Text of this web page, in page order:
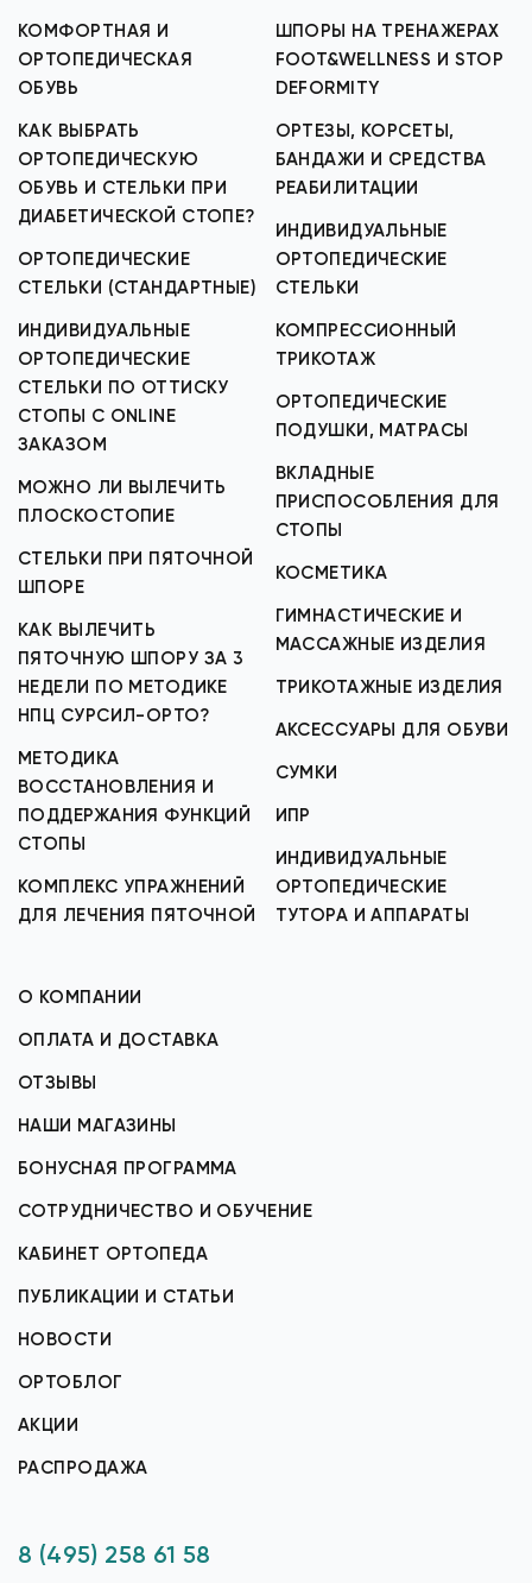
КОМФОРТНАЯ И
ОРТОПЕДИЧЕСКАЯ
ОБУВЬ
КАК ВЫБРАТЬ
ОРТОПЕДИЧЕСКУЮ
ОБУВЬ И СТЕЛЬКИ ПРИ
ДИАБЕТИЧЕСКОЙ СТОПЕ?
ОРТОПЕДИЧЕСКИЕ
СТЕЛЬКИ (СТАНДАРТНЫЕ)
ИНДИВИДУАЛЬНЫЕ
ОРТОПЕДИЧЕСКИЕ
СТЕЛЬКИ ПО ОТТИСКУ
СТОПЫ С ONLINE
ЗАКАЗОМ
МОЖНО ЛИ ВЫЛЕЧИТЬ
ПЛОСКОСТОПИЕ
СТЕЛЬКИ ПРИ ПЯТОЧНОЙ
ШПОРЕ
КАК ВЫЛЕЧИТЬ
ПЯТОЧНУЮ ШПОРУ ЗА 3
НЕДЕЛИ ПО МЕТОДИКЕ
НПЦ СУРСИЛ-ОРТО?
МЕТОДИКА
ВОССТАНОВЛЕНИЯ И
ПОДДЕРЖАНИЯ ФУНКЦИЙ
СТОПЫ
КОМПЛЕКС УПРАЖНЕНИЙ
ДЛЯ ЛЕЧЕНИЯ ПЯТОЧНОЙ
ШПОРЫ НА ТРЕНАЖЕРАХ
FOOT&WELLNESS И STOP
DEFORMITY
ОРТЕЗЫ, КОРСЕТЫ,
БАНДАЖИ И СРЕДСТВА
РЕАБИЛИТАЦИИ
ИНДИВИДУАЛЬНЫЕ
ОРТОПЕДИЧЕСКИЕ
СТЕЛЬКИ
КОМПРЕССИОННЫЙ
ТРИКОТАЖ
ОРТОПЕДИЧЕСКИЕ
ПОДУШКИ, МАТРАСЫ
ВКЛАДНЫЕ
ПРИСПОСОБЛЕНИЯ ДЛЯ
СТОПЫ
КОСМЕТИКА
ГИМНАСТИЧЕСКИЕ И
МАССАЖНЫЕ ИЗДЕЛИЯ
ТРИКОТАЖНЫЕ ИЗДЕЛИЯ
АКСЕССУАРЫ ДЛЯ ОБУВИ
СУМКИ
ИПР
ИНДИВИДУАЛЬНЫЕ
ОРТОПЕДИЧЕСКИЕ
ТУТОРА И АППАРАТЫ
О КОМПАНИИ
ОПЛАТА И ДОСТАВКА
ОТЗЫВЫ
НАШИ МАГАЗИНЫ
БОНУСНАЯ ПРОГРАММА
СОТРУДНИЧЕСТВО И ОБУЧЕНИЕ
КАБИНЕТ ОРТОПЕДА
ПУБЛИКАЦИИ И СТАТЬИ
НОВОСТИ
ОРТОБЛОГ
АКЦИИ
РАСПРОДАЖА
8 (495) 258 61 58